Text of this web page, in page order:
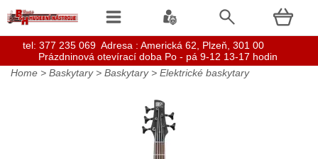
Home > Baskytary> Baskytary> Elektrické baskytary
tel: 377 235 069 Adresa : Americká 62, Plzeň, 301 00
Prázdninová otevírací doba Po - pá 9-12 13-17 hodin